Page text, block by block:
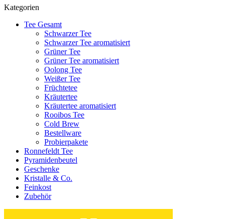
Kategorien
Tee Gesamt
Schwarzer Tee
Schwarzer Tee aromatisiert
Grüner Tee
Grüner Tee aromatisiert
Oolong Tee
Weißer Tee
Früchtetee
Kräutertee
Kräutertee aromatisiert
Rooibos Tee
Cold Brew
Bestellware
Probierpakete
Ronnefeldt Tee
Pyramidenbeutel
Geschenke
Kristalle & Co.
Feinkost
Zubehör